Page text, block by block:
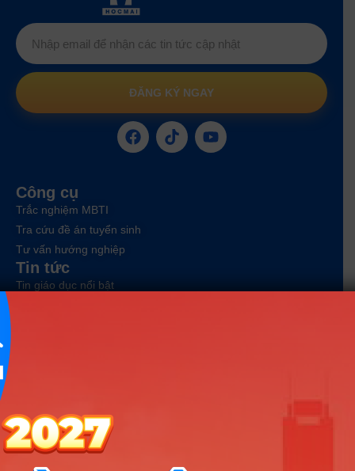
ĐĂNG KÝ NGAY
Công cụ
Trắc nghiệm MBTI
Tra cứu đề án tuyển sinh
Tư vấn hướng nghiệp
Tin tức
Tin giáo dục nổi bật